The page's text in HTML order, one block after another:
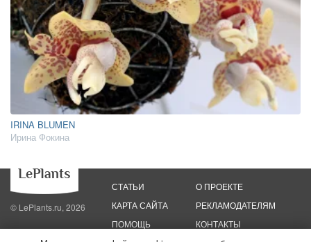
IRINA BLUMEN
Ирина Фокина
© LePlants.ru, 2026
СТАТЬИ
КАРТА САЙТА
ПОМОЩЬ
О ПРОЕКТЕ
РЕКЛАМОДАТЕЛЯМ
КОНТАКТЫ